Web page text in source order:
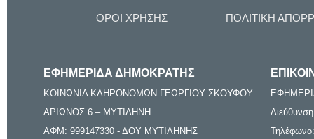
ΟΡΟΙ ΧΡΗΣΗΣ ΠΟΛΙΤΙΚΗ
ΕΦΗΜΕΡΙΔΑ ΔΗΜΟΚΡΑΤΗΣ
ΚΟΙΝΩΝΙΑ ΚΛΗΡΟΝΟΜΩΝ ΓΕΩΡΓΙΟΥ ΣΚΟΥΦΟΥ
ΑΡΙΩΝΟΣ 6 – ΜΥΤΙΛΗΝΗ
ΑΦΜ: 999147330 - ΔΟΥ ΜΥΤΙΛΗΝΗΣ